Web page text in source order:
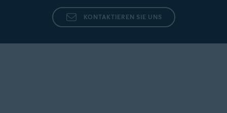
KONTAKTIEREN SIE UNS